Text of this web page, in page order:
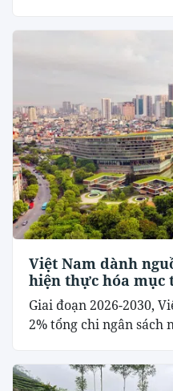
Việt Nam dành
hiện thực hóa
Giai đoạn 2026-2030,
2% tổng chi ngân sách